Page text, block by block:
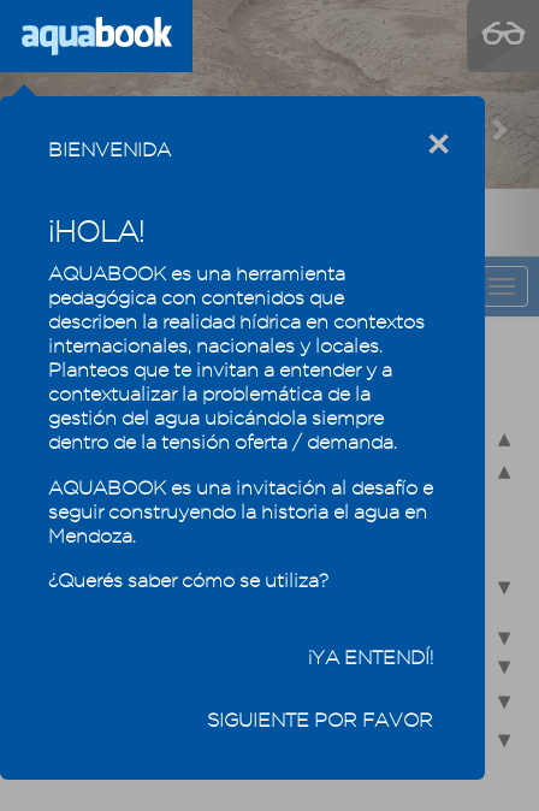
Previous
CAPÍTULO
Recursos hídricos de Mendoza en su
contexto regional
2.1 - Recursos hídricos superficiales
2.1.1.1 - ¿Cómo se delimita una cuenca?
2.1.1.2 - Partes de una cuenca
2.1.2 - Recursos hídricos de Mendoza y los sistemas de los que
×
BIENVENIDA
¡HOLA!
AQUABOOK es una herramienta
pedagógica con contenidos que
describen la realidad hídrica en contextos
internacionales, nacionales y locales.
Planteos que te invitan a entender y a
contextualizar la problemática de la
gestión del agua ubicándola siempre
dentro de la tensión oferta / demanda.
AQUABOOK es una invitación al desafío e
seguir construyendo la historia el agua en
Mendoza.
¿Querés saber cómo se utiliza?
¡YA ENTENDÍ!
SIGUIENTE POR FAVOR